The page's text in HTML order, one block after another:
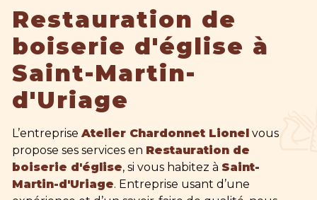
Restauration de
boiserie d'église à
Saint-Martin-
d'Uriage
L’entreprise Atelier Chardonnet Lionel vous
propose ses services en Restauration de
boiserie d'église, si vous habitez à Saint-
Martin-d'Uriage. Entreprise usant d’une